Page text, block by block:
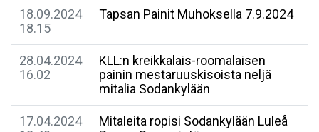
18.09.2024
18.15
Tapsan Painit Muhoksella 7.9.2024
28.04.2024
16.02
KLL:n kreikkalais-roomalaisen
painin mestaruuskisoista neljä
mitalia Sodankylään
17.04.2024
Mitaleita ropisi Sodankylään Luleå